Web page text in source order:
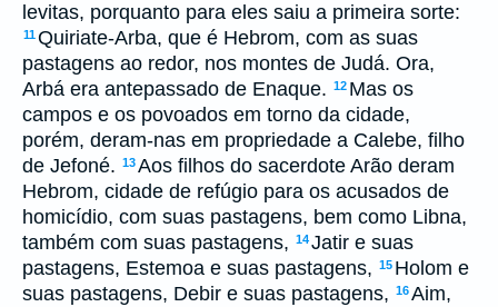
levitas, porquanto para eles saiu a primeira sorte:
11Quiriate-Arba, que é Hebrom, com as suas
pastagens ao redor, nos montes de Judá. Ora,
Arbá era antepassado de Enaque. 12 Mas os
campos e os povoados em torno da cidade,
porém, deram-nas em propriedade a Calebe, filho
de Jefoné. 13Aos filhos do sacerdote Arão deram
Hebrom, cidade de refúgio para os acusados de
homicídio, com suas pastagens, bem como Libna,
também com suas pastagens, 14Jatir e suas
pastagens, Estemoa e suas pastagens, 15 Holom e
suas pastagens, Debir e suas pastagens, 16Aim,